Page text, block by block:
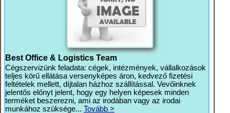
Best Office & Logistics Team
Cégszervizünk feladata: cégek, intézmények, vállalkozások
teljes körű ellátása versenyképes áron, kedvező fizetési
feltételek mellett, díjtalan házhoz szállítással. Vevőinknek
jelentős előnyt jelent, hogy egy helyen képesek minden
terméket beszerezni, ami az irodában vagy az irodai
munkához szüksége... Tovább >